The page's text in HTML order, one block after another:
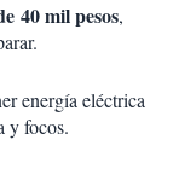
40 mil pesos,
energía eléctrica
y focos.